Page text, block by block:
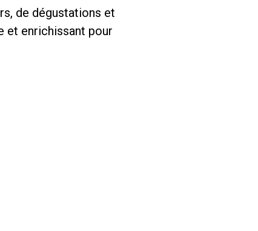
de dégustations et
et enrichissant pour